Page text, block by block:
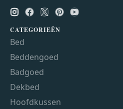
CATEGORIEËN
Bed
Beddengoed
Badgoed
Dekbed
Hoofdkussen